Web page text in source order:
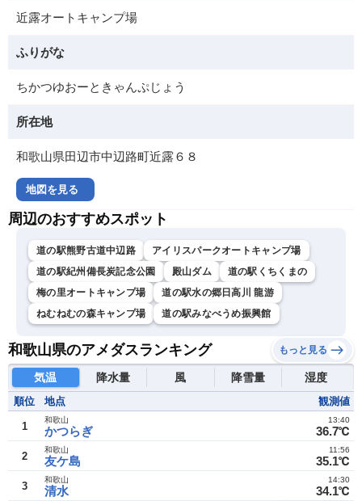
近露オートキャンプ場
ふりがな
ちかつゆおーときゃんぷじょう
所在地
和歌山県田辺市中辺路町近露６８
地図を見る
周辺のおすすめスポット
道の駅熊野古道中辺路
アイリスパークオートキャンプ場
道の駅紀州備長炭記念公園
殿山ダム
道の駅くちくまの
梅の里オートキャンプ場
道の駅水の郷日高川 龍游
ねむねむの森キャンプ場
道の駅みなべうめ振興館
和歌山県のアメダスランキング もっと見る
気温 降水量 風 降雪量 湿度
順位 地点 観測値
1 かつらぎ
和歌山
36.7℃
13:40
2 友ケ島
和歌山
35.1℃
11:56
3 清水
和歌山
34.1℃
14:30